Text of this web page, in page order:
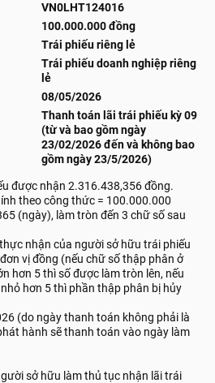
VN0LHT124016
100.000.000 đồng
Trái phiếu riêng lẻ
Trái phiếu doanh nghiệp riêng
lẻ
08/05/2026
Thanh toán lãi trái phiếu kỳ 09
(từ và bao gồm ngày
23/02/2026 đến và không bao
gồm ngày 23/5/2026)
được nhận 2.316.438,356 đồng.
theo công thức = 100.000.000
(ngày), làm tròn đến 3 chữ số sau
nhận của người sở hữu trái phiếu
vị đồng (nếu chữ số thập phân ở
hơn 5 thì số được làm tròn lên, nếu
hơn 5 thì phần thập phân bị hủy
(do ngày thanh toán không phải là
hành sẽ thanh toán vào ngày làm
sở hữu làm thủ tục nhận lãi trái